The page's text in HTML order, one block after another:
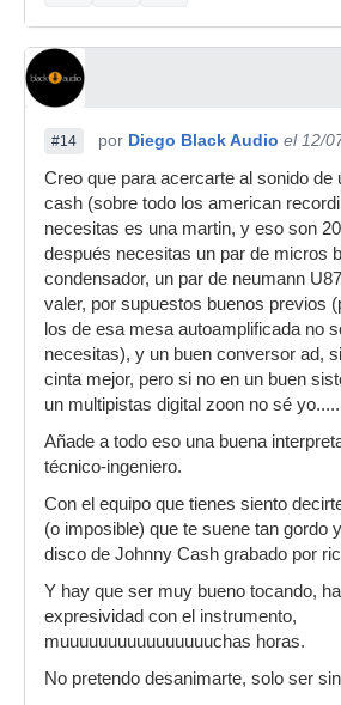
#14 por Diego Black Audio el 12/
Creo que para acercarte al sonido de
cash (sobre todo los american
necesitas es una martin, y eso son
después necesitas un par de micros
condensador, un par de neumann
valer, por supuestos buenos previos
los de esa mesa autoamplificada no
necesitas), y un buen conversor ad,
cinta mejor, pero si no en un buen
un multipistas digital zoon no sé yo.....
Añade a todo eso una buena
técnico-ingeniero.
Con el equipo que tienes siento
(o imposible) que te suene tan gordo
disco de Johnny Cash grabado por
Y hay que ser muy bueno tocando,
expresividad con el instrumento,
muuuuuuuuuuuuuuuuchas horas.
No pretendo desanimarte, solo ser